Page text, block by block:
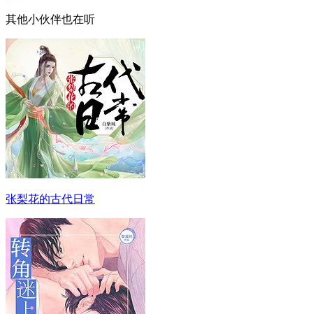
其他小伙伴也在听
张梨花的古代日常